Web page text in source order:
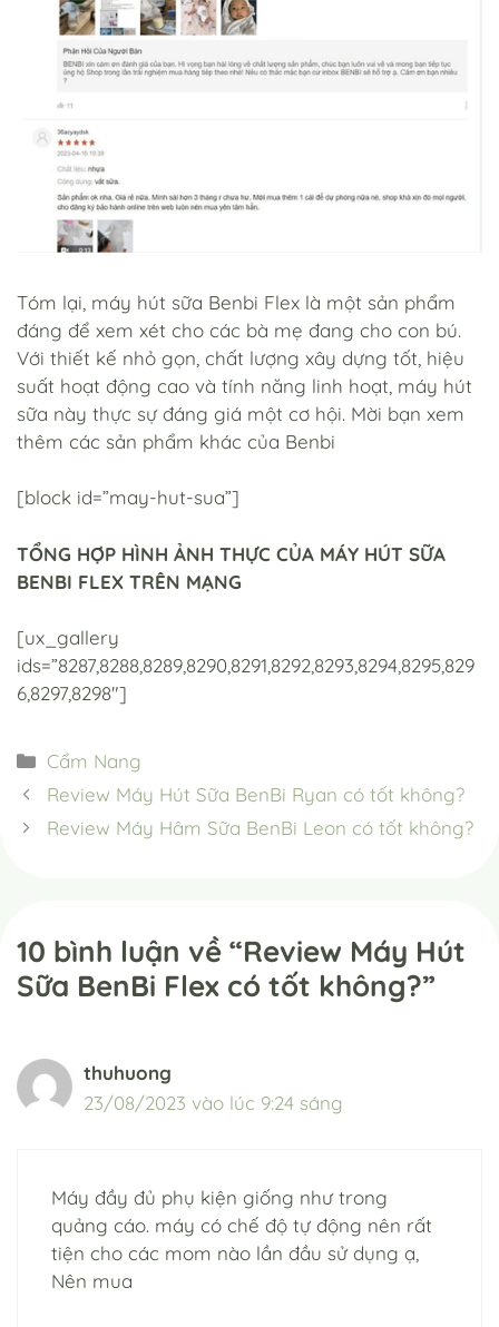
Tóm lại, máy hút sữa Benbi Flex là một sản phẩm
đáng để xem xét cho các bà mẹ đang cho con bú.
Với thiết kế nhỏ gọn, chất lượng xây dựng tốt, hiệu
suất hoạt động cao và tính năng linh hoạt, máy hút
sữa này thực sự đáng giá một cơ hội. Mời bạn xem
thêm các sản phẩm khác của Benbi
[block id=”may-hut-sua”]
TỔNG HỢP HÌNH ẢNH THỰC CỦA MÁY HÚT SỮA
BENBI FLEX TRÊN MẠNG
[ux_gallery
ids=”8287,8288,8289,8290,8291,8292,8293,8294,8295,829
6,8297,8298″]
Danh
mục
Cẩm Nang
Review Máy Hút Sữa BenBi Ryan có tốt không?
Review Máy Hâm Sữa BenBi Leon có tốt không?
10 bình luận về “Review Máy Hút
Sữa BenBi Flex có tốt không?”
thuhuong
23/08/2023 vào lúc 9:24 sáng
Máy đầy đủ phụ kiện giống như trong
quảng cáo. máy có chế độ tự động nên rất
tiện cho các mom nào lần đầu sử dụng ạ,
Nên mua